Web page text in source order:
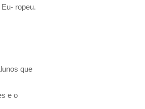
ropeu.
que
e o